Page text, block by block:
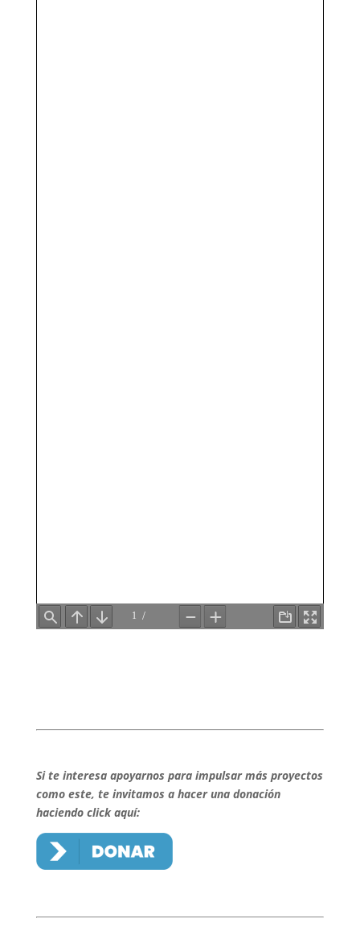
Si te interesa apoyarnos para impulsar más proyectos
como este, te invitamos a hacer una donación
haciendo click aquí: